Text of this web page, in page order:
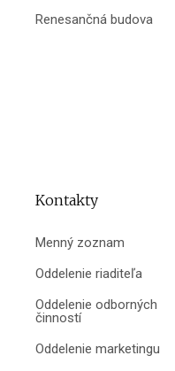
Renesančná budova
Kontakty
Menný zoznam
Oddelenie riaditeľa
Oddelenie odborných
činností
Oddelenie marketingu